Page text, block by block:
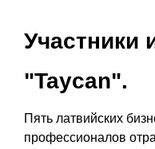
Участники
"Taycan".
Пять латвийских
профессионалов